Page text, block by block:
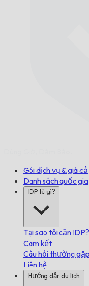
Gói dịch vụ & giá cả
Danh sách quốc gia
IDP là gì?
Tại sao tôi cần IDP?
Cam kết
Câu hỏi thường gặp
Liên hệ
Hướng dẫn du lịch